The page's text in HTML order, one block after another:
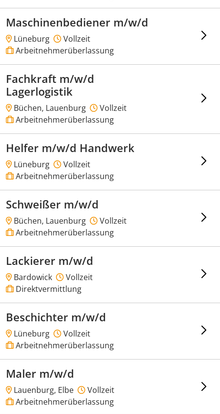
Maschinenbediener m/w/d
Lüneburg
Vollzeit
Arbeitnehmerüberlassung
Fachkraft m/w/d
Lagerlogistik
Büchen, Lauenburg
Vollzeit
Arbeitnehmerüberlassung
Helfer m/w/d Handwerk
Lüneburg
Vollzeit
Arbeitnehmerüberlassung
Schweißer m/w/d
Büchen, Lauenburg
Vollzeit
Arbeitnehmerüberlassung
Lackierer m/w/d
Bardowick
Vollzeit
Direktvermittlung
Beschichter m/w/d
Lüneburg
Vollzeit
Arbeitnehmerüberlassung
Maler m/w/d
Lauenburg, Elbe
Vollzeit
Arbeitnehmerüberlassung